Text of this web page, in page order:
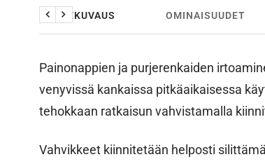
TUOTEKUVAUS OMINAISUUDET
Edellinen
Seuraava
Painonappien ja purjerenkaiden
venyvissä kankaissa pitkäaikaisessa
tehokkaan ratkaisun vahvistamalla
Vahvikkeet kiinnitetään helposti